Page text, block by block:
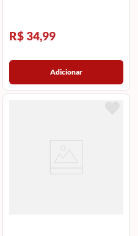
R$ 34,99
Adicionar